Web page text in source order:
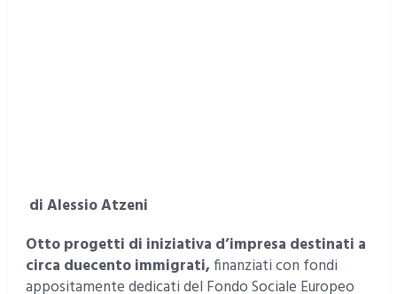
di Alessio Atzeni
Otto progetti di iniziativa d’impresa destinati a
circa duecento immigrati,finanziati con fondi
appositamente dedicati del Fondo Sociale Europeo